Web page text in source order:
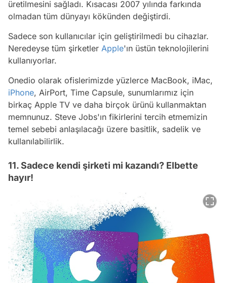
üretilmesini sağladı. Kısacası 2007 yılında farkında
olmadan tüm dünyayı kökünden değiştirdi.
Sadece son kullanıcılar için geliştirilmedi bu cihazlar.
Neredeyse tüm şirketler Apple'ın üstün teknolojilerini
kullanıyorlar.
Onedio olarak ofislerimizde yüzlerce MacBook, iMac,
iPhone, AirPort, Time Capsule, sunumlarımız için
birkaç Apple TV ve daha birçok ürünü kullanmaktan
memnunuz. Steve Jobs'ın fikirlerini tercih etmemizin
temel sebebi anlaşılacağı üzere basitlik, sadelik ve
kullanılabilirlik.
11. Sadece kendi şirketi mi kazandı? Elbette
hayır!